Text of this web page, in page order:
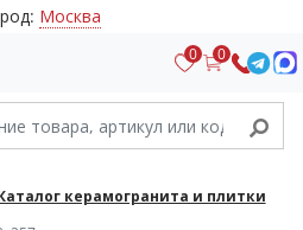
Москва
0 0
керамогранита и плитки